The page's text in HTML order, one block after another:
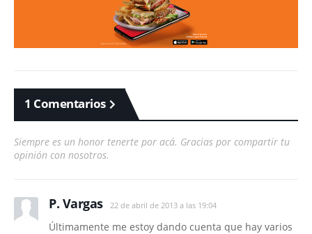
1 Comentarios
Siempre es un honor tenerte por acá. Gracias por compartir tu
opinión con nosotros.
P. Vargas 22 de abril de 2013 a las 19:04
Últimamente me estoy dando cuenta que hay varios